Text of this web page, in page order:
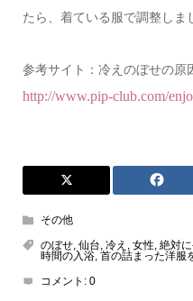
たら、着ている服で調整しま
参考サイト：冷えのぼせの原
http://www.pip-club.com/
その他
のぼせ, 仙台 冷え 女性, 絶対
時間の入浴, 首の詰まった洋服
コメント: 0